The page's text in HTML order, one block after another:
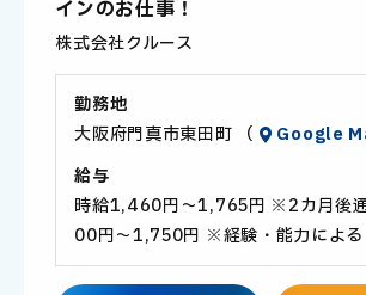
インのお仕事！
株式会社クルース
勤務地
大阪府門真市東田町 （
Google
給与
時給1,460円～1,765円 ※2カ月後
00円～1,750円 ※経験・能力による